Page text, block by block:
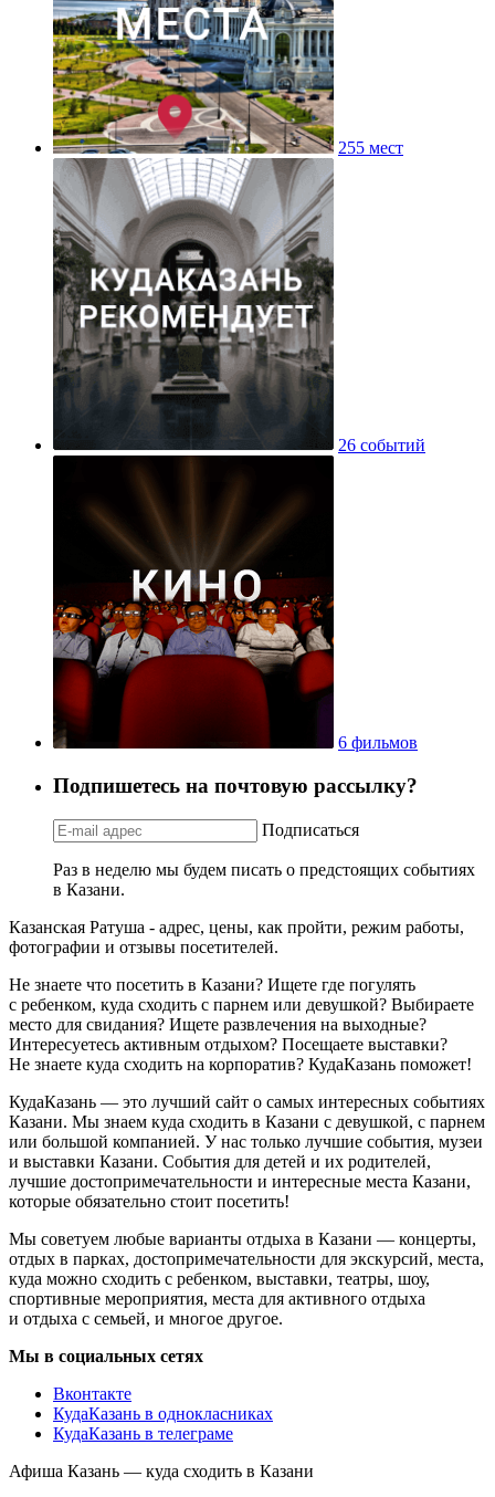
255 мест
26 событий
6 фильмов
Подпишетесь на почтовую рассылку?
Подписаться
Раз в неделю мы будем писать о предстоящих событиях
в Казани.
Казанская Ратуша - адрес, цены, как пройти, режим работы,
фотографии и отзывы посетителей.
Не знаете что посетить в Казани? Ищете где погулять
с ребенком, куда сходить с парнем или девушкой? Выбираете
место для свидания? Ищете развлечения на выходные?
Интересуетесь активным отдыхом? Посещаете выставки?
Не знаете куда сходить на корпоратив? КудаКазань поможет!
КудаКазань — это лучший сайт о самых интересных событиях
Казани. Мы знаем куда сходить в Казани с девушкой, с парнем
или большой компанией. У нас только лучшие события, музеи
и выставки Казани. События для детей и их родителей,
лучшие достопримечательности и интересные места Казани,
которые обязательно стоит посетить!
Мы советуем любые варианты отдыха в Казани — концерты,
отдых в парках, достопримечательности для экскурсий, места,
куда можно сходить с ребенком, выставки, театры, шоу,
спортивные мероприятия, места для активного отдыха
и отдыха с семьей, и многое другое.
Мы в социальных сетях
Вконтакте
КудаКазань в однокласниках
КудаКазань в телеграме
Афиша Казань — куда сходить в Казани